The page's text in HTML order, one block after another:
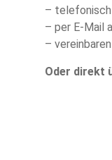
–
– per E-Mail
–
Oder direkt